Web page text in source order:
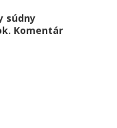
súdny
Komentár